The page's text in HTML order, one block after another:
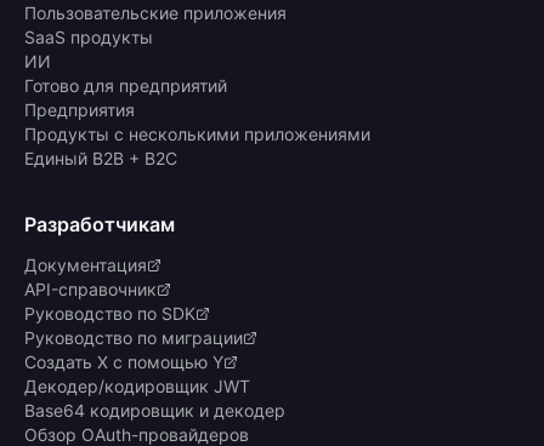
Пользовательские приложения
SaaS продукты
ИИ
Готово для предприятий
Предприятия
Продукты с несколькими приложениями
Единый B2B + B2C
Разработчикам
Документация
API-справочник
Руководство по SDK
Руководство по миграции
Создать X с помощью Y
Декодер/кодировщик JWT
Base64 кодировщик и декодер
Обзор OAuth-провайдеров